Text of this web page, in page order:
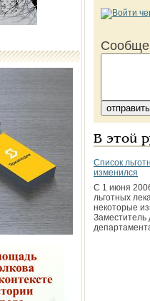
В этой
Список
изменился
С 1 июня
льготных
некоторые
Заместитель